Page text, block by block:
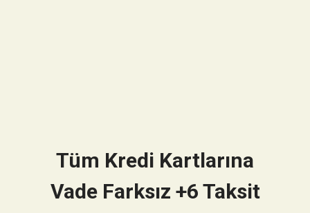
Tüm Kredi Kartlarına
Vade Farksız +6 Taksit